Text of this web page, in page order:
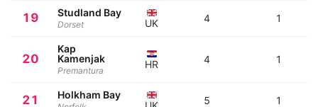
19 Studland Bay
Dorset UK 4 1
20
Kap
Kamenjak
Premantura
HR 4 1
21 Holkham Bay 5 1